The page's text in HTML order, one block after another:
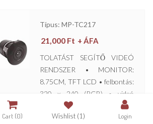
Típus: MP-TC217
21,000 Ft + ÁFA
TOLATÁST SEGÍTŐ VIDEÓ
RENDSZER • MONITOR:
8.75CM, TFT LCD • felbontás:
320 x 240 (RGB) • videó
bemenet: 1Vpp, 75Ω, RCA,
CVBS • videó raszter a tolatás
Cart (0) Wishlist (1) Login